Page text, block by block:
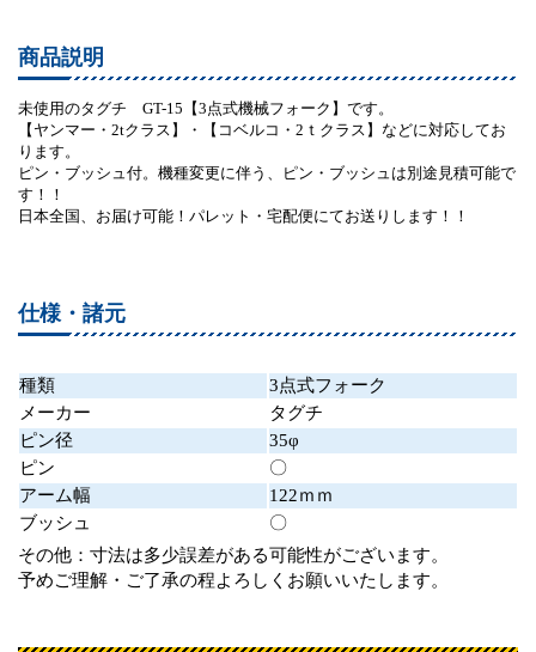
商品説明
未使用のタグチ GT-15【3点式機械フォーク】です。
【ヤンマー・2tクラス】・【コベルコ・2ｔクラス】などに対応してお
ります。
ピン・ブッシュ付。機種変更に伴う、ピン・ブッシュは別途見積可能で
す！！
日本全国、お届け可能！パレット・宅配便にてお送りします！！
仕様・諸元
種類
3点式フォーク
メーカー
タグチ
ピン径
35φ
ピン
〇
アーム幅
122ｍｍ
ブッシュ
〇
その他：寸法は多少誤差がある可能性がございます。
予めご理解・ご了承の程よろしくお願いいたします。